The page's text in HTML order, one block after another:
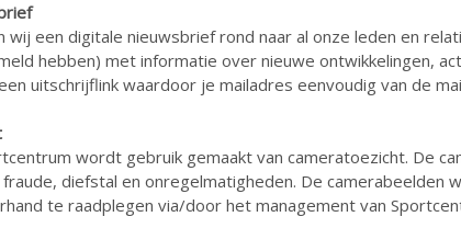
wij een digitale nieuwsbrief rond naar al onze leden en
hebben) met informatie over nieuwe ontwikkelingen,
uitschrijflink waardoor je mailadres eenvoudig van de
wordt gebruik gemaakt van cameratoezicht. De
diefstal en onregelmatigheden. De
te raadplegen via/door het management van